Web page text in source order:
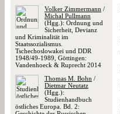
Volker Zimmermann /
Michal Pullmann
(Hgg.): Ordnung und
Sicherheit, Devianz
und Kriminalität im
Staatssozialismus.
Tschechoslowakei und DDR
1948/49-1989, Göttingen:
Vandenhoeck & Ruprecht 2014
Thomas M. Bohn /
Dietmar Neutatz
(Hgg.):
Studienhandbuch
östliches Europa. Bd. 2: